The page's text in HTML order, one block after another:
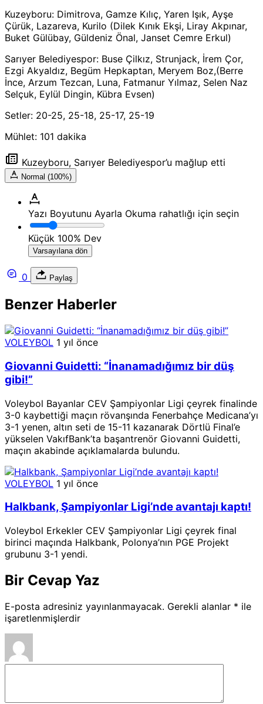
Kuzeyboru: Dimitrova, Gamze Kılıç, Yaren Işık, Ayşe
Çürük, Lazareva, Kurilo (Dilek Kınık Ekşi, Liray Akpınar,
Buket Gülübay, Güldeniz Önal, Janset Cemre Erkul)
Sarıyer Belediyespor: Buse Çilkız, Strunjack, İrem Çor,
Ezgi Akyaldız, Begüm Hepkaptan, Meryem Boz,(Berre
İnce, Arzum Tezcan, Luna, Fatmanur Yılmaz, Selen Naz
Selçuk, Eylül Dingin, Kübra Evsen)
Setler: 20-25, 25-18, 25-17, 25-19
Mühlet: 101 dakika
Kuzeyboru, Sarıyer Belediyespor’u mağlup etti
Normal (100%)
Yazı Boyutunu Ayarla Okuma rahatlığı için seçin
Küçük 100% Dev
Varsayılana dön
0 Paylaş
Benzer Haberler
VOLEYBOL 1 yıl önce
Giovanni Guidetti: “İnanamadığımız bir düş
gibi!”
Voleybol Bayanlar CEV Şampiyonlar Ligi çeyrek finalinde
3-0 kaybettiği maçın rövanşında Fenerbahçe Medicana’yı
3-1 yenen, altın seti de 15-11 kazanarak Dörtlü Final’e
yükselen VakıfBank’ta başantrenör Giovanni Guidetti,
maçın akabinde açıklamalarda bulundu.
VOLEYBOL 1 yıl önce
Halkbank, Şampiyonlar Ligi’nde avantajı kaptı!
Voleybol Erkekler CEV Şampiyonlar Ligi çeyrek final
birinci maçında Halkbank, Polonya’nın PGE Projekt
grubunu 3-1 yendi.
Bir Cevap Yaz
E-posta adresiniz yayınlanmayacak. Gerekli alanlar * ile
işaretlenmişlerdir